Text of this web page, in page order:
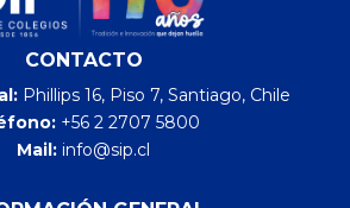
CONTACTO
Phillips 16, Piso 7, Santiago, Chile
+56 2 2707 5800
Mail: info@sip.cl